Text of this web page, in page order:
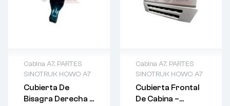
Cabina A7, PARTES
SINOTRUK HOWO A7
Cubierta De
Bisagra Derecha –
Cabina A7, PARTES
SINOTRUK HOWO A7
Cubierta Frontal
De Cabina –